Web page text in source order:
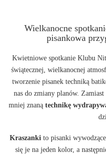
Wielkanocne
pisankowa
Kwietniowe spotkanie Klubu
świątecznej, wielkanocnej
tworzenie pisanek techniką
nas do zmiany planów.
mniej znaną technikę
Kraszanki to pisanki
się je na jeden kolor, a